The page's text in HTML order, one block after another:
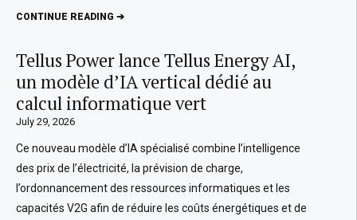
CONTINUE READING ➔
Tellus Power lance Tellus Energy AI,
un modèle d’IA vertical dédié au
calcul informatique vert
July 29, 2026
Ce nouveau modèle d’IA spécialisé combine l’intelligence
des prix de l’électricité, la prévision de charge,
l’ordonnancement des ressources informatiques et les
capacités V2G afin de réduire les coûts énergétiques et de